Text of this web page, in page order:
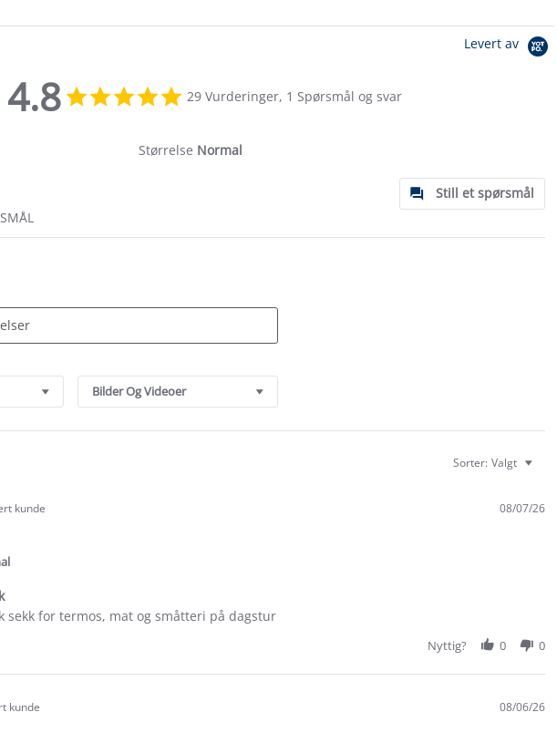
Levert av
4.8
star
29 Vurderinger, 1 Spørsmål og svar
Størrelse Normal
Still et spørsmål
Bilder Og Videoer
Sorter: Valgt
kunde 08/07/26
sekk for termos, mat og småtteri på dagstur
Nyttig? 0 0
kunde 08/06/26